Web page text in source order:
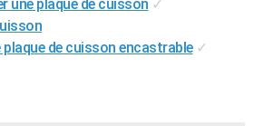
une plaque de cuisson ✓
plaque de cuisson encastrable ✓